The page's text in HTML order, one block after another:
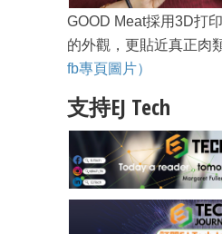
GOOD Meat採用3D打
的外觀，更貼近真正肉
fb專頁圖片）
支持EJ Tech